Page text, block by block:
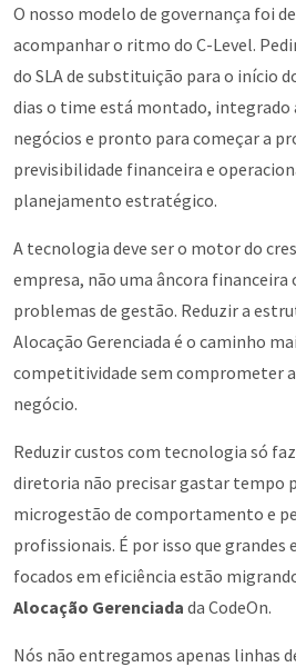
O nosso modelo de governança foi
acompanhar o ritmo do C-Level.
do SLA de substituição para o início
dias o time está montado, integrado
negócios e pronto para começar a
previsibilidade financeira e
planejamento estratégico.
A tecnologia deve ser o motor do
empresa, não uma âncora financeira
problemas de gestão. Reduzir a
Alocação Gerenciada é o caminho
competitividade sem comprometer
negócio.
Reduzir custos com tecnologia só
diretoria não precisar gastar tempo
microgestão de comportamento e
profissionais. É por isso que grandes
focados em eficiência estão
Alocação Gerenciada da CodeOn.
Nós não entregamos apenas linhas